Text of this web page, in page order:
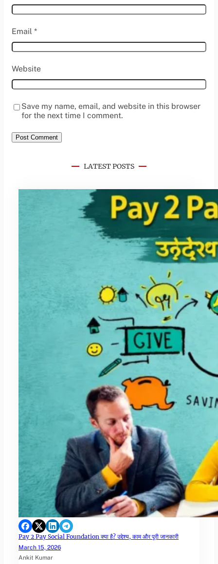
Email *
Website
Save my name, email, and website in this browser
for the next time I comment.
LATEST POSTS
Pay 2 Pay Social Foundation क्या है? उद्देश्य, काम और पूरी जानकारी
March 15, 2026
Ankit Kumar